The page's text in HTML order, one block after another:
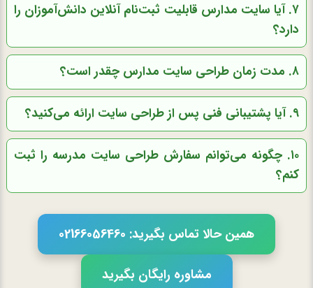
۷. آیا سایت مدارس قابلیت ثبت‌نام آنلاین دانش‌آموزان را
دارد؟
۸. مدت زمان طراحی سایت مدارس چقدر است؟
۹. آیا پشتیبانی فنی پس از طراحی سایت ارائه می‌کنید؟
۱۰. چگونه می‌توانم سفارش طراحی سایت مدرسه را ثبت
کنم؟
همین حالا تماس بگیرید: 02166056460
مشاوره رایگان بگیرید